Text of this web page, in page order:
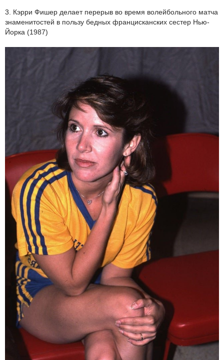
3. Кэрри Фишер делает перерыв во время волейбольного матча
знаменитостей в пользу бедных францисканских сестер Нью-
Йорка (1987)